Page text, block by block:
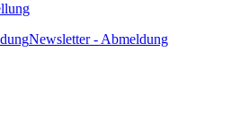
Newsletter - Abmeldung